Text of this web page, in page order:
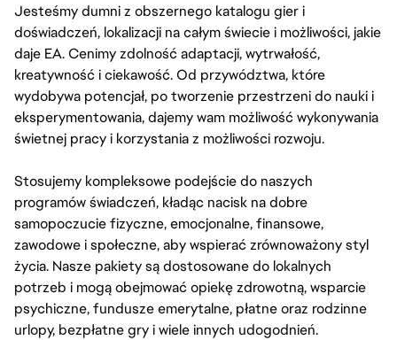
Jesteśmy dumni z obszernego katalogu gier i
doświadczeń, lokalizacji na całym świecie i możliwości, jakie
daje EA. Cenimy zdolność adaptacji, wytrwałość,
kreatywność i ciekawość. Od przywództwa, które
wydobywa potencjał, po tworzenie przestrzeni do nauki i
eksperymentowania, dajemy wam możliwość wykonywania
świetnej pracy i korzystania z możliwości rozwoju.
Stosujemy kompleksowe podejście do naszych
programów świadczeń, kładąc nacisk na dobre
samopoczucie fizyczne, emocjonalne, finansowe,
zawodowe i społeczne, aby wspierać zrównoważony styl
życia. Nasze pakiety są dostosowane do lokalnych
potrzeb i mogą obejmować opiekę zdrowotną, wsparcie
psychiczne, fundusze emerytalne, płatne oraz rodzinne
urlopy, bezpłatne gry i wiele innych udogodnień.